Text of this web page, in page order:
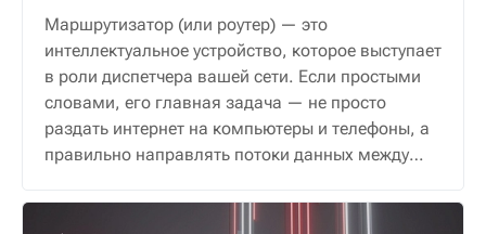
Маршрутизатор (или роутер) — это
интеллектуальное устройство, которое выступает
в роли диспетчера вашей сети. Если простыми
словами, его главная задача — не просто
раздать интернет на компьютеры и телефоны, а
правильно направлять потоки данных между
и безопасную связь.